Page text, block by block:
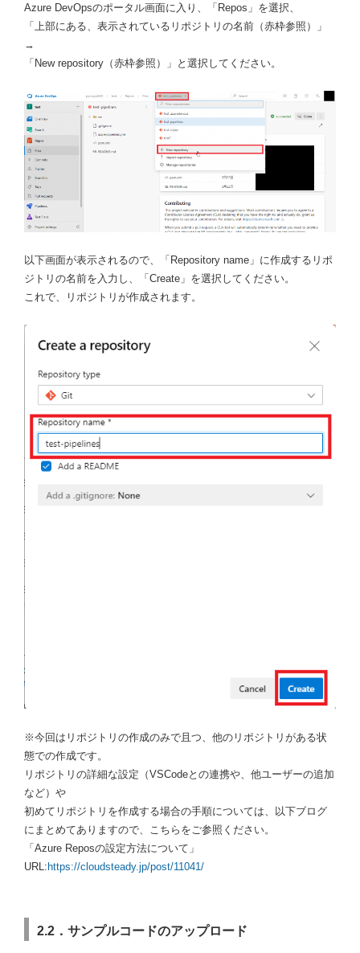
Azure DevOpsのポータル画面に入り、「Repos」を選択、
「上部にある、表示されているリポジトリの名前（赤枠参照）」
→
「New repository（赤枠参照）」と選択してください。
以下画面が表示されるので、「Repository name」に作成するリポ
ジトリの名前を入力し、「Create」を選択してください。
これで、リポジトリが作成されます。
※今回はリポジトリの作成のみで且つ、他のリポジトリがある状
態での作成です。
リポジトリの詳細な設定（VSCodeとの連携や、他ユーザーの追加
など）や
初めてリポジトリを作成する場合の手順については、以下ブログ
にまとめてありますので、こちらをご参照ください。
「Azure Reposの設定方法について」
URL: https://cloudsteady.jp/post/11041/
2.2．サンプルコードのアップロード